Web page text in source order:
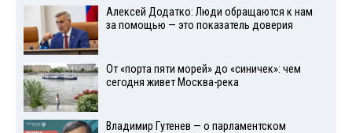
Алексей Додатко: Люди обращаются к нам
за помощью — это показатель доверия
От «порта пяти морей» до «синичек»: чем
сегодня живет Москва-река
Владимир Гутенев — о парламентском